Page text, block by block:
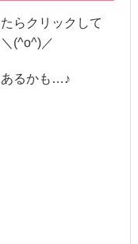
らクリックして
(^o^)／
るかも…♪